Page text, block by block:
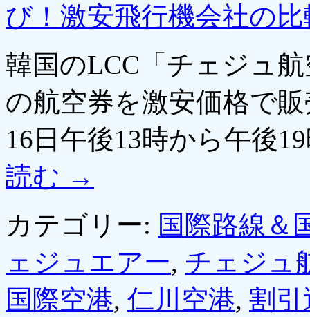
び！激安飛行機会社の
韓国のLCC「チェジュ
の航空券を激安価格で
16日午後13時から午後
読む →
カテゴリー: 国際路線＆
ェジュエアー, チェジュ
国際空港, 仁川空港, 割引